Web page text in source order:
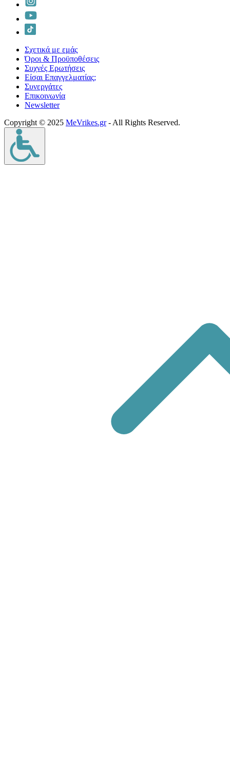
Σχετικά με εμάς
Όροι & Προϋποθέσεις
Συχνές Ερωτήσεις
Είσαι Επαγγελματίας;
Συνεργάτες
Επικοινωνία
Νewsletter
Copyright © 2025 MeVrikes.gr- All Rights Reserved.